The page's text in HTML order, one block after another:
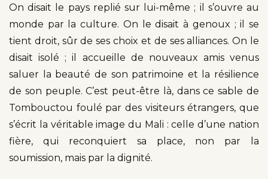
On disait le pays replié sur lui-même ; il s’ouvre au
monde par la culture. On le disait à genoux ; il se
tient droit, sûr de ses choix et de ses alliances. On le
disait isolé ; il accueille de nouveaux amis venus
saluer la beauté de son patrimoine et la résilience
de son peuple. C’est peut-être là, dans ce sable de
Tombouctou foulé par des visiteurs étrangers, que
s’écrit la véritable image du Mali : celle d’une nation
fière, qui reconquiert sa place, non par la
soumission, mais par la dignité.